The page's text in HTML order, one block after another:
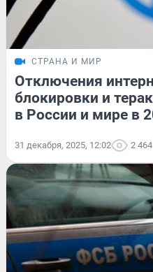
СТРАНА И МИР
Отключения
блокировки и
в России и мире в
31 декабря, 2025, 12:02 2 464